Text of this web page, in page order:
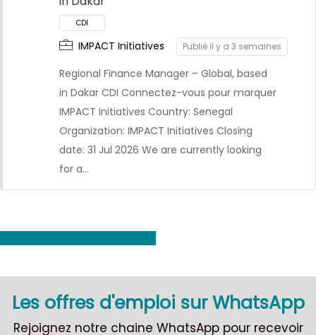
IMPACT Initiatives Publié il y a 3 semaines
Regional Finance Manager – Global, based
in Dakar CDI Connectez-vous pour marquer
IMPACT Initiatives Country: Senegal
Organization: IMPACT Initiatives Closing
date: 31 Jul 2026 We are currently looking
for a…
Les offres d'emploi sur WhatsApp
Rejoignez notre chaine WhatsApp pour recevoir